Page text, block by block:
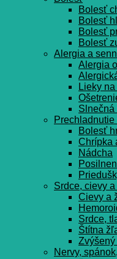
Bolesť
Bolesť
Bolesť
Bolesť
Alergia a
Alergia
Lieky
Slnečná
Prechladnutie
Bolesť
Chrípka
Nádcha
Srdce, cievy
Cievy a
Srdce,
Štítna
Zvýšený
Nervy,